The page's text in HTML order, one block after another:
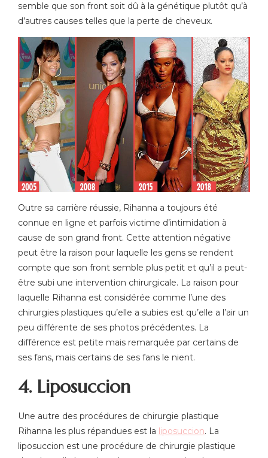
semble que son front soit dû à la génétique plutôt qu’à
d’autres causes telles que la perte de cheveux.
Outre sa carrière réussie, Rihanna a toujours été
connue en ligne et parfois victime d’intimidation à
cause de son grand front. Cette attention négative
peut être la raison pour laquelle les gens se rendent
compte que son front semble plus petit et qu’il a peut-
être subi une intervention chirurgicale. La raison pour
laquelle Rihanna est considérée comme l’une des
chirurgies plastiques qu’elle a subies est qu’elle a l’air un
peu différente de ses photos précédentes. La
différence est petite mais remarquée par certains de
ses fans, mais certains de ses fans le nient.
4. Liposuccion
Une autre des procédures de chirurgie plastique
Rihanna les plus répandues est la liposuccion. La
liposuccion est une procédure de chirurgie plastique